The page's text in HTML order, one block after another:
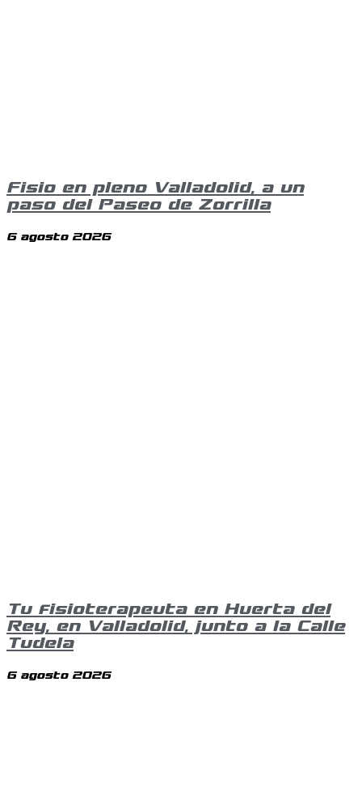
Fisio en pleno Valladolid, a un
paso del Paseo de Zorrilla
6 agosto 2026
Tu fisioterapeuta en Huerta del
Rey, en Valladolid, junto a la Calle
Tudela
6 agosto 2026